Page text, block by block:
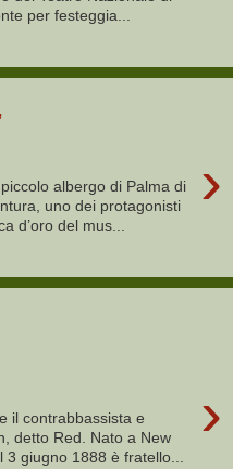
per festeggia...
›
albergo di Palma di
uno dei protagonisti
d’oro del mus...
›
il contrabbassista e
detto Red. Nato a New
3 giugno 1888 è fratello...